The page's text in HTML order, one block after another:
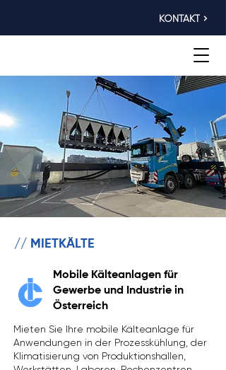
KONTAKT
// MIETKÄLTE
Mieten Sie Ihre mobile Kälteanlage für
Anwendungen in der Prozesskühlung, der
Klimatisierung von Produktionshallen,
Mobile Kälteanlagen für
Gewerbe und Industrie in
Österreich